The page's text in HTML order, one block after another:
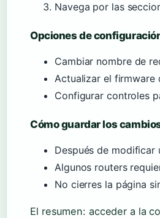
Navega por las
Opciones de
Cambiar nombre de
Actualizar el firmware
Configurar controles
Cómo guardar los
Después de
Algunos routers
No cierres la página
El resumen: acceder a la